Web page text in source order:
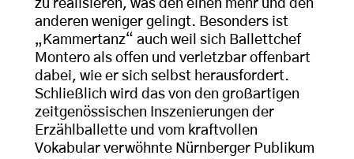
zu realisieren, was den einen mehr und den
anderen weniger gelingt. Besonders ist
„Kammertanz“ auch weil sich Ballettchef
Montero als offen und verletzbar offenbart
dabei, wie er sich selbst herausfordert.
Schließlich wird das von den großartigen
zeitgenössischen Inszenierungen der
Erzählballette und vom kraftvollen
Vokabular verwöhnte Nürnberger Publikum